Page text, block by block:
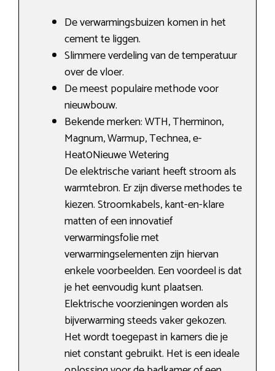
De verwarmingsbuizen komen in het
cement te liggen.
Slimmere verdeling van de temperatuur
over de vloer.
De meest populaire methode voor
nieuwbouw.
Bekende merken: WTH, Therminon,
Magnum, Warmup, Technea, e-
Heat0Nieuwe Wetering
De elektrische variant heeft stroom als
warmtebron. Er zijn diverse methodes te
kiezen. Stroomkabels, kant-en-klare
matten of een innovatief
verwarmingsfolie met
verwarmingselementen zijn hiervan
enkele voorbeelden. Een voordeel is dat
je het eenvoudig kunt plaatsen.
Elektrische voorzieningen worden als
bijverwarming steeds vaker gekozen.
Het wordt toegepast in kamers die je
niet constant gebruikt. Het is een ideale